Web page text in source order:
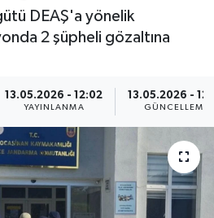
DEAŞ'a yönelik
2 şüpheli gözaltına
13.05.2026 - 12:02
YAYINLANMA
13.05.2026 -
GÜNCELLEME